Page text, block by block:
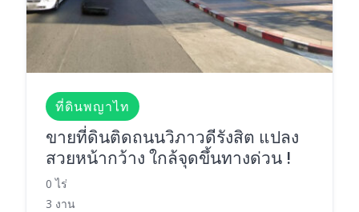
ที่ดินพญาไท
ขายที่ดินติดถนนวิภาวดีรังสิต แปลง
สวยหน้ากว้าง ใกล้จุดขึ้นทางด่วน !
0 ไร่
3 งาน